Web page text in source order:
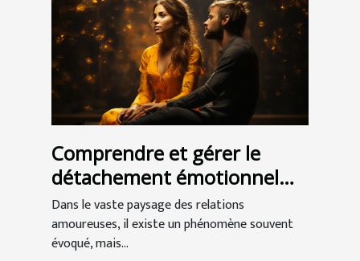
Comprendre et gérer le
détachement émotionnel
dans les relations
amoureuses
Dans le vaste paysage des relations
amoureuses, il existe un phénomène souvent
évoqué, mais...